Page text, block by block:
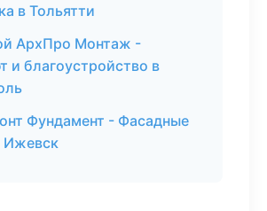
в Тольятти
АрхПро Монтаж -
и благоустройство в
Фундамент - Фасадные
Ижевск